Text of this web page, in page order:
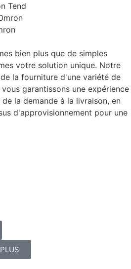
Tend
bien plus que de simples
votre solution unique. Notre
la fourniture d'une variété de
garantissons une expérience
la demande à la livraison, en
d'approvisionnement pour une